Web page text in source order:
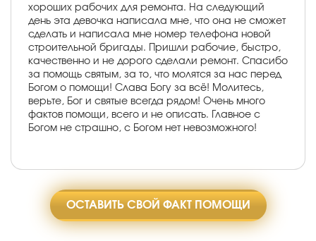
хороших рабочих для ремонта. На следующий
день эта девочка написала мне, что она не сможет
сделать и написала мне номер телефона новой
строительной бригады. Пришли рабочие, быстро,
качественно и не дорого сделали ремонт. Спасибо
за помощь святым, за то, что молятся за нас перед
Богом о помощи! Слава Богу за всё! Молитесь,
верьте, Бог и святые всегда рядом! Очень много
фактов помощи, всего и не описать. Главное с
Богом не страшно, с Богом нет невозможного!
ОСТАВИТЬ СВОЙ ФАКТ ПОМОЩИ